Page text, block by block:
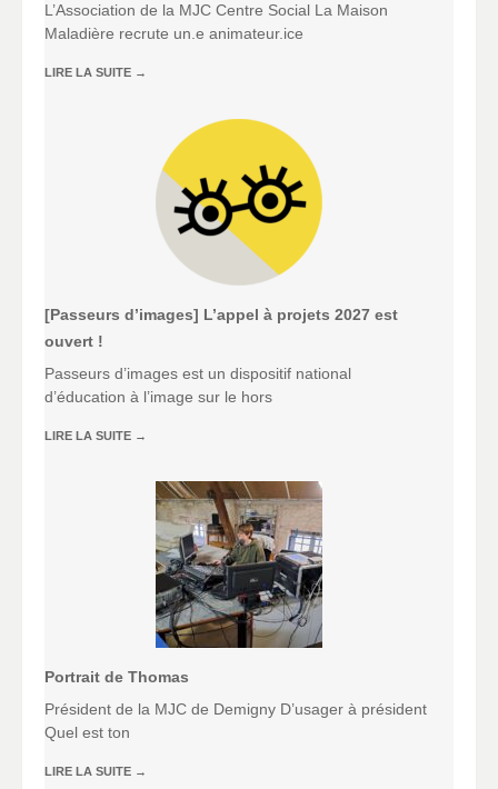
L’Association de la MJC Centre Social La Maison
Maladière recrute un.e animateur.ice
LIRE LA SUITE →
[Passeurs d’images] L’appel à projets 2027 est
ouvert !
Passeurs d’images est un dispositif national
d’éducation à l’image sur le hors
LIRE LA SUITE →
Portrait de Thomas
Président de la MJC de Demigny D’usager à président
Quel est ton
LIRE LA SUITE →